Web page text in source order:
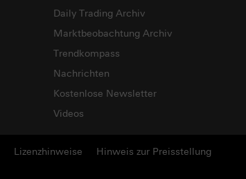
Daily Trading Archiv
Marktbeobachtung Archiv
Trendkompass
Nachrichten
Kostenlose Newsletter
Videos
Lizenzhinweise
Hinweis zur Preisstellung